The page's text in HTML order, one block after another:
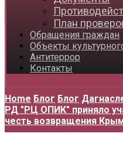
План
Обращения граждан
Объекты
Антитеррор
Контакты
Home Блог Блог
РД "РЦ ОПИК" приняло
честь возвращения